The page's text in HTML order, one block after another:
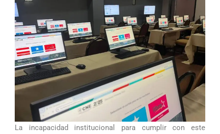
La incapacidad institucional para cumplir con este